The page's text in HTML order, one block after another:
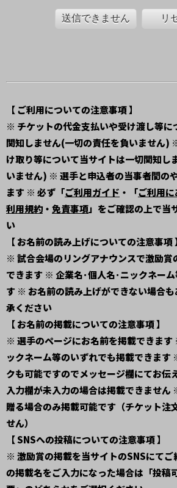
送信できません リ
【 ご利用についての注意事項 】
※ チケットの代金支払いや受け渡し等に
関知しません(一切の責任を負いません)
け取り等について当サイトは一切関知し
いません) ※ 選手と申込者の当事者間の
ます ※ 必ず「ご利用ガイド ・「ご利用
利用規約・ 免責事項」をご確認の上で当
い
【 お名前の読み上げについての注意事項 】
※ 試合会場のリングアナウンスで激励賞
できます ※ 企業名･個人名･ニックネー
す ※ お名前の読み上げができない場合
承ください
【 お名前の掲載についての注意事項 】
※ 選手のページにお名前を掲載できま
ックネーム等のいずれでも掲載できます
クも可能ですのでメッセージ欄にてお伝
入力欄が未入力の場合は掲載できません
贈る場合のみ掲載可能です（チケット注
せん）
【 SNSへの投稿についての注意事項 】
※ 激励賞の掲載を当サイトのSNSにて
の掲載名をご入力になった場合は「投稿